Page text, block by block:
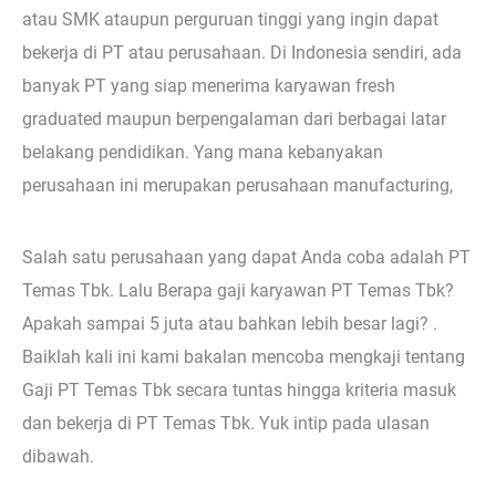
atau SMK ataupun perguruan tinggi yang ingin dapat
bekerja di PT atau perusahaan. Di Indonesia sendiri, ada
banyak PT yang siap menerima karyawan fresh
graduated maupun berpengalaman dari berbagai latar
belakang pendidikan. Yang mana kebanyakan
perusahaan ini merupakan perusahaan manufacturing,
Salah satu perusahaan yang dapat Anda coba adalah PT
Temas Tbk. Lalu Berapa gaji karyawan PT Temas Tbk?
Apakah sampai 5 juta atau bahkan lebih besar lagi? .
Baiklah kali ini kami bakalan mencoba mengkaji tentang
Gaji PT Temas Tbk secara tuntas hingga kriteria masuk
dan bekerja di PT Temas Tbk. Yuk intip pada ulasan
dibawah.